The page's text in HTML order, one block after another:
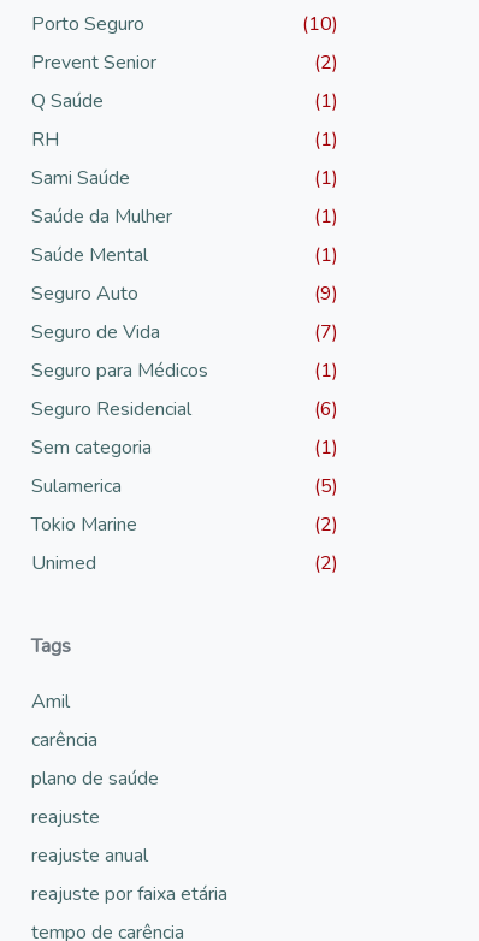
Porto Seguro
(10)
Prevent Senior
(2)
Q Saúde
(1)
RH
(1)
Sami Saúde
(1)
Saúde da Mulher
(1)
Saúde Mental
(1)
Seguro Auto
(9)
Seguro de Vida
(7)
Seguro para Médicos
(1)
Seguro Residencial
(6)
Sem categoria
(1)
Sulamerica
(5)
Tokio Marine
(2)
Unimed
(2)
Tags
Amil
carência
plano de saúde
reajuste
reajuste anual
reajuste por faixa etária
tempo de carência